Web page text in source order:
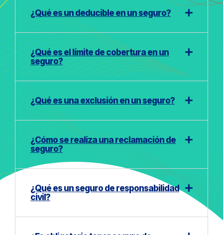
¿Qué es un deducible en un seguro?
¿Qué es el límite de cobertura en un
seguro?
¿Qué es una exclusión en un seguro?
¿Cómo se realiza una reclamación de
seguro?
¿Qué es un seguro de responsabilidad
civil?